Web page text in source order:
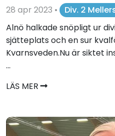
28 apr 2023 •
Div. 2
Alnö halkade snöpligt ur
sjätteplats och en sur
Kvarnsveden.Nu är siktet
...
LÄS MER